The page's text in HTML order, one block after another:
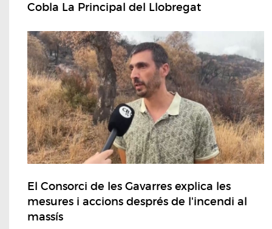
Cobla La Principal del Llobregat
El Consorci de les Gavarres explica les
mesures i accions després de l'incendi al
massís